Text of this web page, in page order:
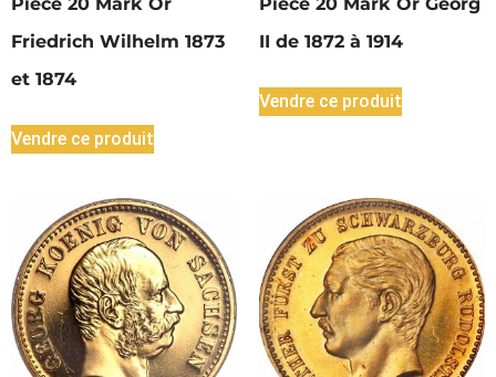
Friedrich Wilhelm 1873
et 1874
Vendre ce produit
II de 1872 à 1914
Vendre ce produit